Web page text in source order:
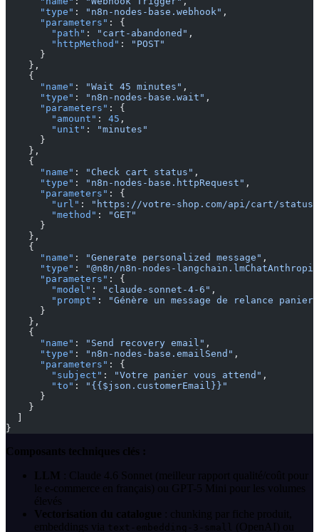
      "type"
: "n8n-nodes-base.webhook" ,
      "parameters"
: {
        "path"
: "cart-abandoned" ,
        "httpMethod"
:
"POST"
      }
    },
    {
      "name"
: "Wait 45 minutes" ,
      "type"
: "n8n-nodes-base.wait" ,
      "parameters"
: {
        "amount"
: 45 ,
        "unit"
:
"minutes"
      }
    },
    {
      "name"
: "Check cart status" ,
      "type"
: "n8n-nodes-base.httpRequest" ,
      "parameters"
: {
        "url"
:
"https://votre-shop.com/api/cart/status"
        "method"
:
"GET"
      }
    },
    {
      "name"
: "Generate personalized message" ,
      "type"
:
"@n8n/n8n-nodes-
      "parameters"
: {
        "model"
: "claude-sonnet-4-6" ,
        "prompt"
:
"Génère un message de relance
      }
    },
    {
      "name"
: "Send recovery email" ,
      "type"
: "n8n-nodes-base.emailSend" ,
      "parameters"
: {
        "subject"
: "Votre panier vous attend" ,
        "to"
:
"{{$json.customerEmail}}"
      }
    }
}
Composants techniques clés :
LLM
: Claude 4.6 Sonnet (meilleur rapport qualité/coût pour
le e-commerce en français) ou GPT-5 Mini pour les volumes
élevés
Vectorisation du catalogue : chunking par fiche produit,
embeddings via text-embedding-3-small (OpenAI) ou